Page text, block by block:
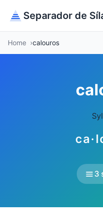
Separador de
Home calouros
3